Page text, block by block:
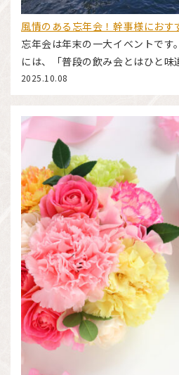
風情のある忘年会！幹事様におす
忘年会は年末の一大イベントです
には、「普段の飲み会とはひと
2025.10.08